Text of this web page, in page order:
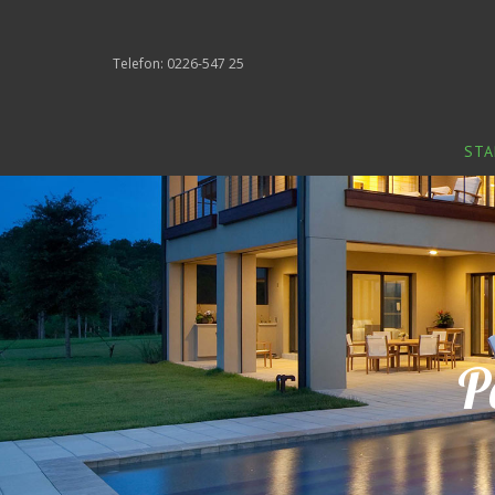
Telefon: 0226-547 25